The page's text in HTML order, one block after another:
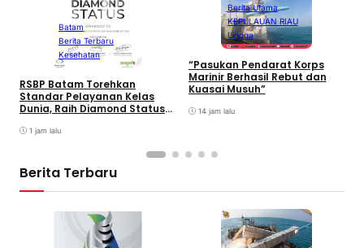
Batam
Berita Terbaru
Kesehatan
RSBP Batam Torehkan
Standar Pelayanan Kelas
Dunia, Raih Diamond Status
1 jam lalu
Berita Utama
KEPULAUAN RIAU
Lingga
“Pasukan Pendarat Korps
Marinir Berhasil Rebut dan
Kuasai Musuh”
14 jam lalu
Berita Terbaru